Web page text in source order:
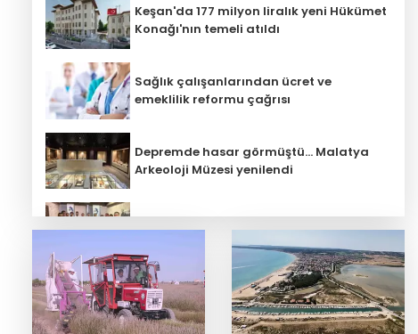
Keşan'da 177 milyon liralık yeni Hükümet
Konağı'nın temeli atıldı
Sağlık çalışanlarından ücret ve
emeklilik reformu çağrısı
Depremde hasar görmüştü... Malatya
Arkeoloji Müzesi yenilendi
Mühendis Tek-Sen Bayındırlık’tan tarihi
Terörsüz Türkiye yasa teklifi
komisyondan geçti